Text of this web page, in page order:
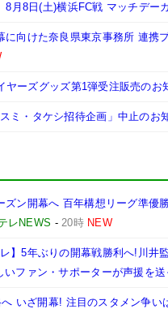
8月8日(土)横浜FC戦 マッチデー
に向けた奈良県東京事務所 連携
ヤーズグッズ第1弾受注販売のお
スミ・タケシ招待企画」中止のお
ズン開幕へ 百年構想リーグ準優
レNEWS -20時 NEW
レ】5年ぶりの開幕戦勝利へ!川
いファン・サポーターが声援を
いざ開幕! 注目のスタメン争